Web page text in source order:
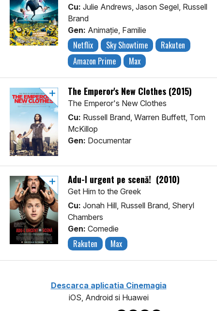
Cu: Julie Andrews, Jason Segel, Russell
Brand
Gen: Animaţie, Familie
Netflix Sky Showtime
Rakuten
Amazon Prime
Max
The Emperor's New Clothes (2015)
The Emperor's New Clothes
Cu: Russell Brand, Warren Buffett, Tom
McKillop
Gen: Documentar
Adu-l urgent pe scenă! (2010)
Get Him to the Greek
Cu: Jonah Hill, Russell Brand, Sheryl
Chambers
Gen: Comedie
Rakuten Max
Descarca aplicatia Cinemagia
iOS, Android si Huawei